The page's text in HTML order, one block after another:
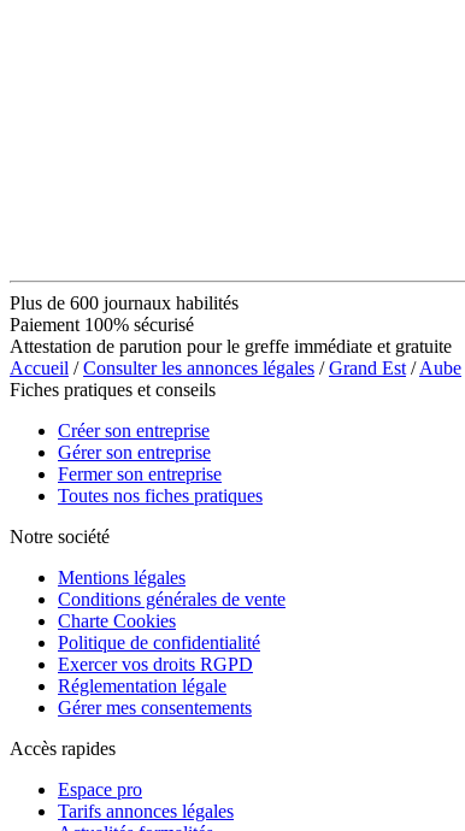
Plus de 600 journaux habilités
Paiement 100% sécurisé
Attestation de parution pour le greffe immédiate et gratuite
Accueil /Consulter les annonces légales /Grand Est /Aube
Fiches pratiques et conseils
Créer son entreprise
Gérer son entreprise
Fermer son entreprise
Toutes nos fiches pratiques
Notre société
Mentions légales
Conditions générales de vente
Charte Cookies
Politique de confidentialité
Exercer vos droits RGPD
Réglementation légale
Gérer mes consentements
Accès rapides
Espace pro
Tarifs annonces légales